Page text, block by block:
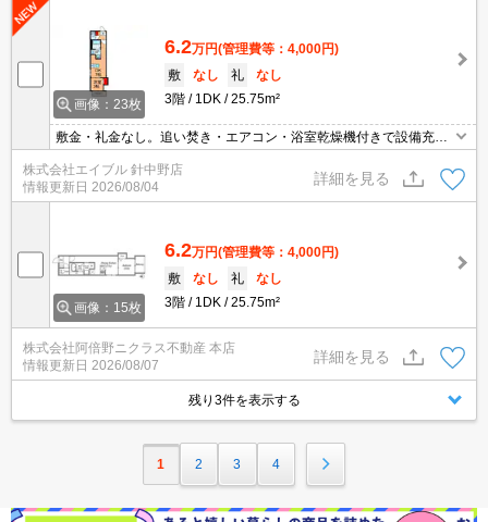
画像：23枚
6.2万円(管理費等：4,000円)
敷
なし 礼
なし
3階
1DK 25.75m²
敷金・礼金なし。追い焚き・エアコン・浴室乾燥機付きで設備充
実!。オートロックも完備で安心ですね。宅配ボックスあり。ワンル
ームでは狭いという方に。ぜひお問い合わせください!。
株式会社エイブル 針中野店
情報更新日 2026/08/04
詳細を見る
画像：15枚
6.2万円(管理費等：4,000円)
敷
なし 礼
なし
3階
1DK 25.75m²
株式会社阿倍野ニクラス不動産 本店
情報更新日 2026/08/07
詳細を見る
残り3件を表示する
1 2 3 4